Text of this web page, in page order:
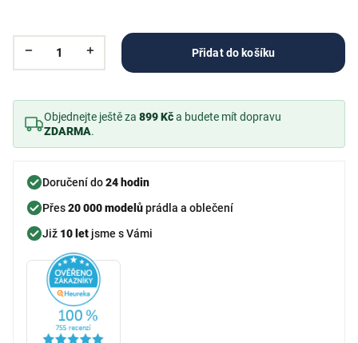
Přidat do košíku
Objednejte ještě za 899 Kča budete mít dopravu
ZDARMA.
Doručení do24 hodin
Přes20 000 modelůprádla a oblečení
Již 10 let jsme s Vámi